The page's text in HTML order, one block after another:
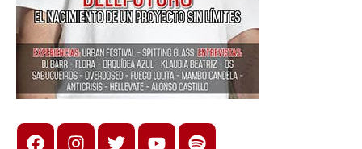
FacebookInstagram
X youtubespotify